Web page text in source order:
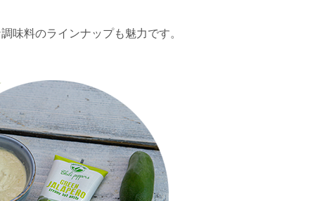
味料のラインナップも魅力です。